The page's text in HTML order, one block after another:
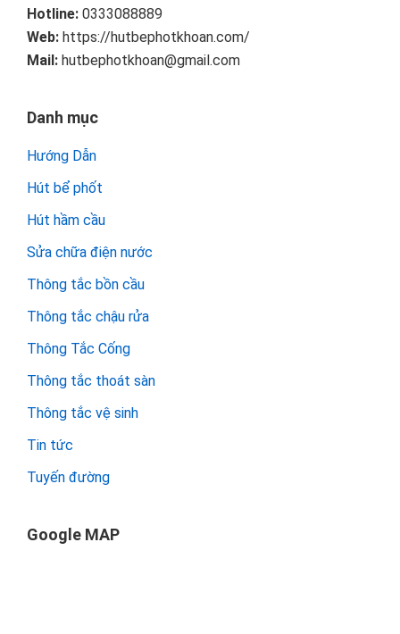
Hotline: 0333088889
Web: https://hutbephotkhoan.com/
Mail: hutbephotkhoan@gmail.com
Danh mục
Hướng Dẫn
Hút bể phốt
Hút hầm cầu
Sửa chữa điện nước
Thông tắc bồn cầu
Thông tắc chậu rửa
Thông Tắc Cống
Thông tắc thoát sàn
Thông tắc vệ sinh
Tin tức
Tuyến đường
Google MAP